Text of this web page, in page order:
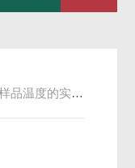
度的实验设备